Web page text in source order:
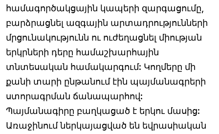
համագործակցային կապերի զարգացումը,
բարձրացնել ազգային արտադրությունների
մրցունակությունն ու ուժեղացնել միության
երկրների դերը համաշխարհային
տնտեսական համակարգում: Կողմերը մի
քանի տարի ընթանում էին պայմանագրերի
ստորագրման ճանապարհով:
Պայմանագիրը բաղկացած է երկու մասից:
Առաջինում ներկայացված են եվրասիական